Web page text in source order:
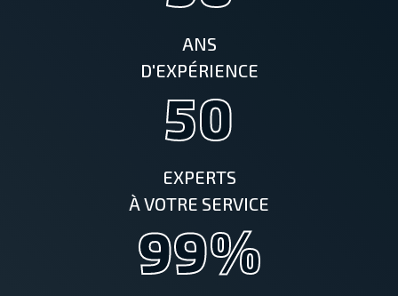
ANS
D'EXPÉRIENCE
50
EXPERTS
À VOTRE SERVICE
99%